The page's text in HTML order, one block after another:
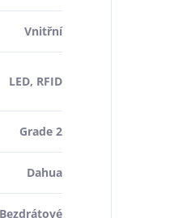
Vnitřní
LED, RFID
Grade 2
Dahua
Bezdrátové